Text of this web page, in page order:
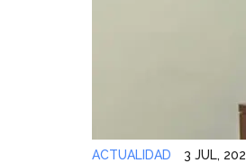
ACTUALIDAD 3 JUL,